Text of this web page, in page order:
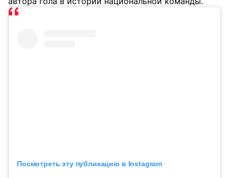
Посмотреть эту публикацию в Instagram